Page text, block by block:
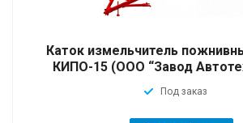
Каток измельчитель
КИПО-15 (ООО “Завод
Под заказ